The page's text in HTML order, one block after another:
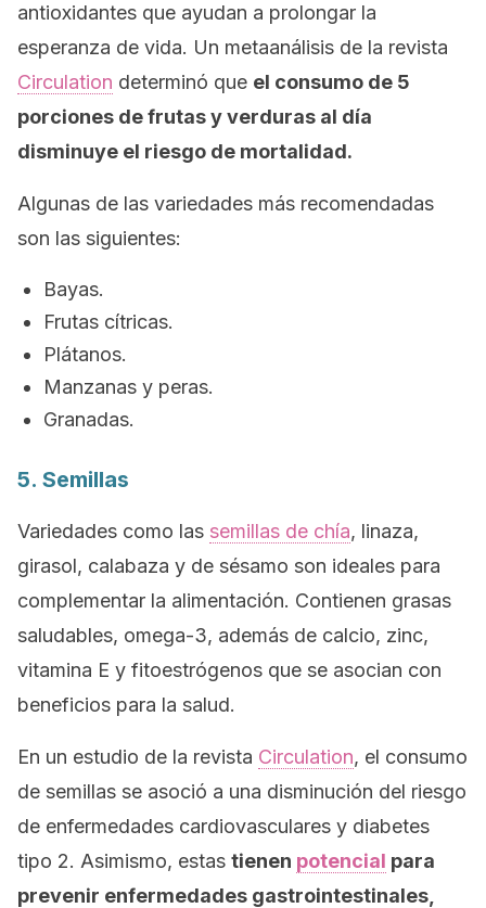
antioxidantes que ayudan a prolongar la
esperanza de vida. Un metaanálisis de la revista
Circulation determinó que el consumo de 5
porciones de frutas y verduras al día
disminuye el riesgo de mortalidad.
Algunas de las variedades más recomendadas
son las siguientes:
Bayas.
Frutas cítricas.
Plátanos.
Manzanas y peras.
Granadas.
5. Semillas
Variedades como las semillas de chía, linaza,
girasol, calabaza y de sésamo son ideales para
complementar la alimentación. Contienen grasas
saludables, omega-3, además de calcio, zinc,
vitamina E y fitoestrógenos que se asocian con
beneficios para la salud.
En un estudio de la revista Circulation, el consumo
de semillas se asoció a una disminución del riesgo
de enfermedades cardiovasculares y diabetes
tipo 2. Asimismo, estas tienen potencial para
prevenir enfermedades gastrointestinales,